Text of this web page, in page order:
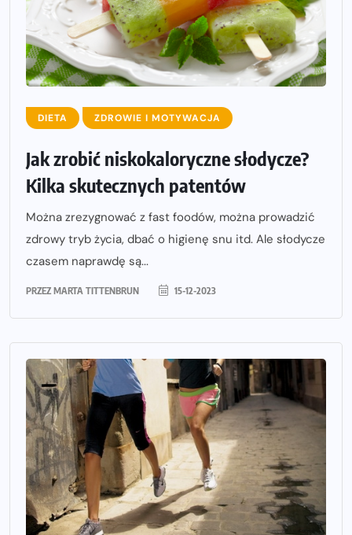
DIETA ZDROWIE I MOTYWACJA
Jak zrobić niskokaloryczne słodycze?
Kilka skutecznych patentów
Można zrezygnować z fast foodów, można prowadzić
zdrowy tryb życia, dbać o higienę snu itd. Ale słodycze
czasem naprawdę są...
PRZEZ MARTA TITTENBRUN 15-12-2023